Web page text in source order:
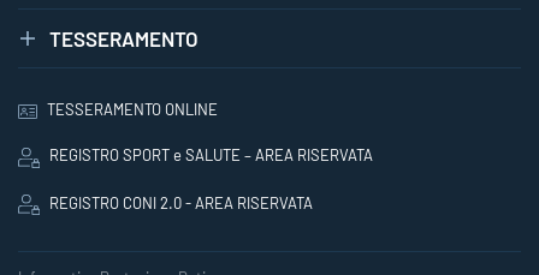
TESSERAMENTO
TESSERAMENTO ONLINE
REGISTRO SPORT e SALUTE – AREA RISERVATA
REGISTRO CONI 2.0 - AREA RISERVATA